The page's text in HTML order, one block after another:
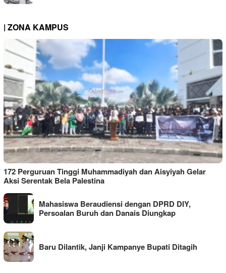
| ZONA KAMPUS
172 Perguruan Tinggi Muhammadiyah dan Aisyiyah Gelar
Aksi Serentak Bela Palestina
Mahasiswa Beraudiensi dengan DPRD DIY,
Persoalan Buruh dan Danais Diungkap
Baru Dilantik, Janji Kampanye Bupati Ditagih